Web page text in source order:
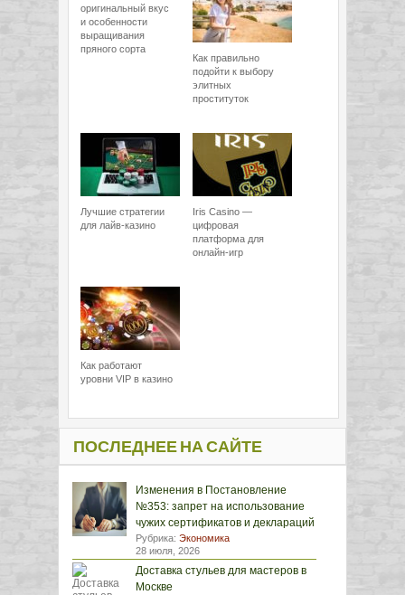
оригинальный вкус
и особенности
выращивания
пряного сорта
Как правильно
подойти к выбору
элитных
проституток
Лучшие стратегии
для лайв-казино
Iris Casino —
цифровая
платформа для
онлайн-игр
Как работают
уровни VIP в казино
ПОСЛЕДНЕЕ НА САЙТЕ
Изменения в Постановление
№353: запрет на использование
чужих сертификатов и деклараций
Рубрика: Экономика
28 июля, 2026
Доставка стульев для мастеров в
Москве